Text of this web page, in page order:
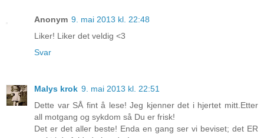
Anonym 9. mai 2013 kl. 22:48
Liker! Liker det veldig <3
Svar
Malys krok 9. mai 2013 kl. 22:51
Dette var SÅ fint å lese! Jeg kjenner det i hjertet mitt.Etter
all motgang og sykdom så Du er frisk!
Det er det aller beste! Enda en gang ser vi beviset; det ER